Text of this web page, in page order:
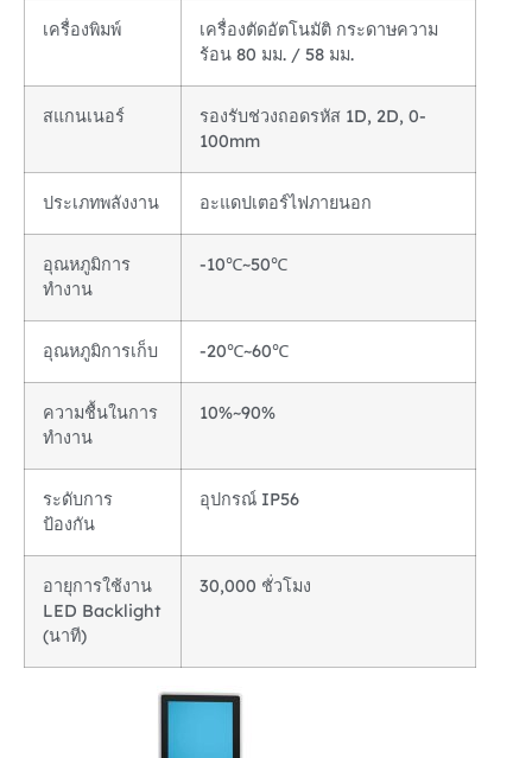
เครื่องพิมพ์
เครื่องตัดอัตโนมัติ กระดาษความ
ร้อน 80 มม. / 58 มม.
สแกนเนอร์
รองรับช่วงถอดรหัส 1D, 2D, 0-
100mm
ประเภทพลังงาน อะแดปเตอร์ไฟภายนอก
อุณหภูมิการ
ทำงาน
-10℃~50℃
อุณหภูมิการเก็บ -20℃~60℃
ความชื้นในการ
ทำงาน
10%~90%
ระดับการ
ป้องกัน
อุปกรณ์ IP56
อายุการใช้งาน
LED Backlight
(นาที)
30,000 ชั่วโมง